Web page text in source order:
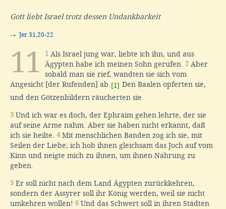
Gott liebt Israel trotz dessen Undankbarkeit
→ Jer 31,20-22
11 1 Als Israel jung war, liebte ich ihn, und aus
Ägypten habe ich meinen Sohn gerufen. 2 Aber
sobald man sie rief, wandten sie sich vom
Angesicht [der Rufenden] ab. [1] Den Baalen opferten sie,
und den Götzenbildern räucherten sie.
3 Und ich war es doch, der Ephraim gehen lehrte, der sie
auf seine Arme nahm. Aber sie haben nicht erkannt, daß
ich sie heilte. 4Mit menschlichen Banden zog ich sie, mit
Seilen der Liebe; ich hob ihnen gleichsam das Joch auf vom
Kinn und neigte mich zu ihnen, um ihnen Nahrung zu
geben.
5 Er soll nicht nach dem Land Ägypten zurückkehren,
sondern der Assyrer soll ihr König werden, weil sie nicht
umkehren wollen! 6 Und das Schwert soll in ihren Städten